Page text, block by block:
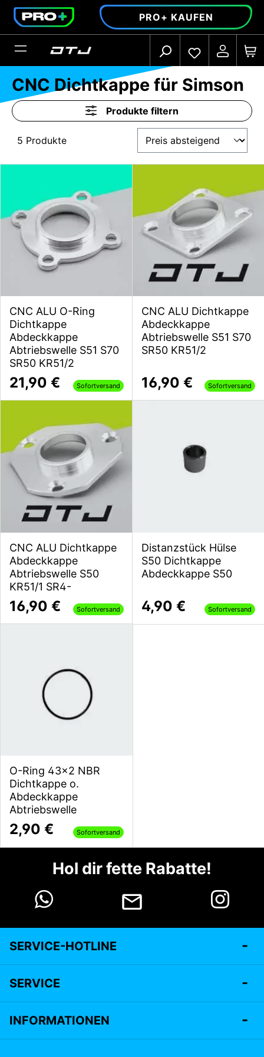
springen PRO+ KAUFEN
CNC Dichtkappe für Simson
Produkte filtern
5 Produkte
CNC ALU O-Ring
Dichtkappe
Abdeckkappe
Abtriebswelle S51 S70
SR50 KR51/2
21,90 € Sofortversand
CNC ALU Dichtkappe
Abdeckkappe
Abtriebswelle S51 S70
SR50 KR51/2
16,90 € Sofortversand
CNC ALU Dichtkappe
Abdeckkappe
Abtriebswelle S50
KR51/1 SR4-
16,90 € Sofortversand
Distanzstück Hülse
S50 Dichtkappe
Abdeckkappe S50
4,90 € Sofortversand
O-Ring 43x2 NBR
Dichtkappe o.
Abdeckkappe
Abtriebswelle
2,90 € Sofortversand
Hol dir fette Rabatte!
SERVICE-HOTLINE
SERVICE
INFORMATIONEN